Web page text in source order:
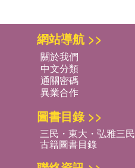
網站導航 >>
關於我們
中文分類
通關密碼
異業合作
圖書目錄 >>
三民・東大・弘雅三民
古籍圖書目錄